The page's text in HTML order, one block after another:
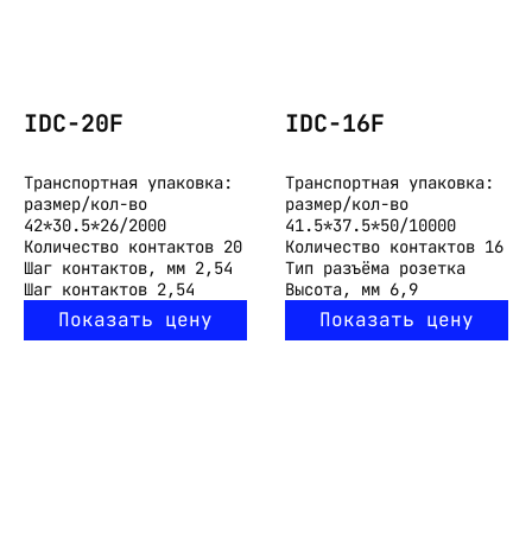
IDC-20F
Транспортная упаковка:
размер/кол-во
42*30.5*26/2000
Количество контактов 20
Шаг контактов, мм 2,54
Шаг контактов 2,54
Показать цену
IDC-16F
Транспортная упаковка:
размер/кол-во
41.5*37.5*50/10000
Количество контактов 16
Тип разъёма розетка
Высота, мм 6,9
Показать цену